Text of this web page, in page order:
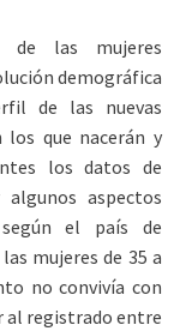
de las mujeres
demográfica
de las nuevas
los que nacerán y
los datos de
aspectos
el país de
mujeres de 35 a
no convivía con
al registrado entre